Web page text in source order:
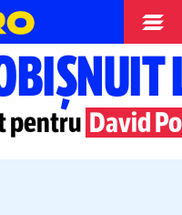
pentru David